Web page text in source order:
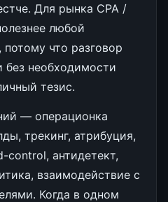
Для рынка CPA /
любой
что разговор
без необходимости
тезис.
— операционка
трекинг, атрибуция,
control, антидетект,
взаимодействие с
Когда в одном